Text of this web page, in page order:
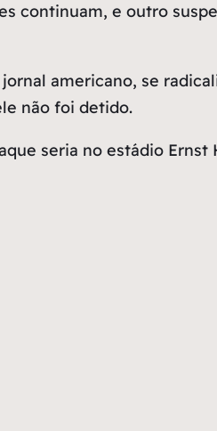
continuam, e outro
americano, se
não foi detido.
seria no estádio Ernst